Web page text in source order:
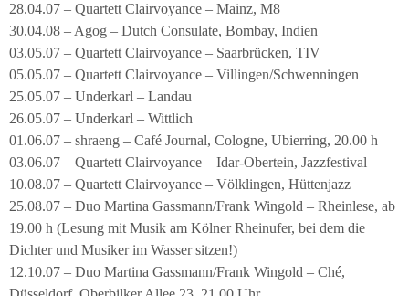
28.04.07 – Quartett Clairvoyance – Mainz, M8
30.04.08 – Agog – Dutch Consulate, Bombay, Indien
03.05.07 – Quartett Clairvoyance – Saarbrücken, TIV
05.05.07 – Quartett Clairvoyance – Villingen/Schwenningen
25.05.07 – Underkarl – Landau
26.05.07 – Underkarl – Wittlich
01.06.07 – shraeng – Café Journal, Cologne, Ubierring, 20.00 h
03.06.07 – Quartett Clairvoyance – Idar-Obertein, Jazzfestival
10.08.07 – Quartett Clairvoyance – Völklingen, Hüttenjazz
25.08.07 – Duo Martina Gassmann/Frank Wingold – Rheinlese, ab
19.00 h (Lesung mit Musik am Kölner Rheinufer, bei dem die
Dichter und Musiker im Wasser sitzen!)
12.10.07 – Duo Martina Gassmann/Frank Wingold – Ché,